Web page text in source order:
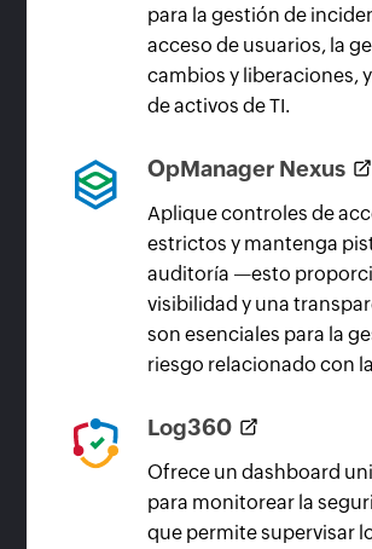
para la gestión de
acceso de usuarios, la
cambios y liberaciones,
de activos de TI.
OpManager Nexus
Aplique controles de
estrictos y mantenga
auditoría —esto
visibilidad y una
son esenciales para la
riesgo relacionado con
Log360
Ofrece un dashboard
para monitorear la
que permite supervisar